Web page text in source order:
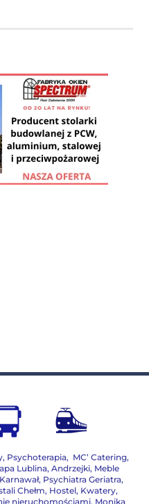
, Psychoterapia, MC’ Catering,
Lublina, Andrzejki, Meble
Karnawał, Psychiatra Geriatra,
Chełm, Hostel, Kwatery,
nieruchomościami, Monika